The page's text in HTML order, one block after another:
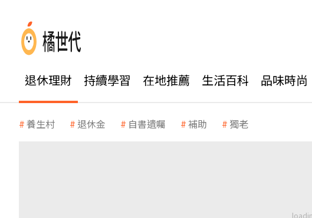
退休理財 持續學習 在地推薦 生活百科 品味時尚
養生村 退休金 自書遺囑 補助 獨老